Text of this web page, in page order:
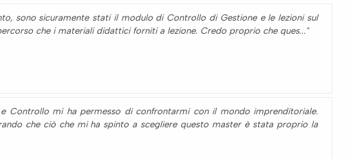
sono sicuramente stati il modulo di Controllo di Gestione e le lezioni sul
che i materiali didattici forniti a lezione. Credo proprio che ques..."
e Controllo mi ha permesso di confrontarmi con il mondo imprenditoriale.
che ciò che mi ha spinto a scegliere questo master è stata proprio la